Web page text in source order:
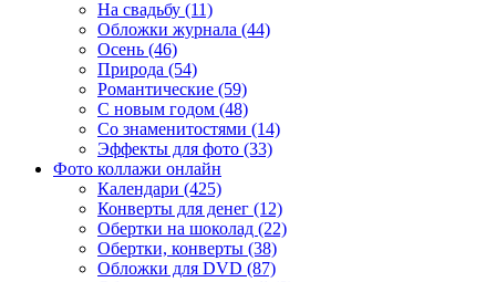
На свадьбу (11)
Обложки журнала (44)
Осень (46)
Природа (54)
Романтические (59)
С новым годом (48)
Со знаменитостями (14)
Эффекты для фото (33)
Фото коллажи онлайн
Календари (425)
Конверты для денег (12)
Обертки на шоколад (22)
Обертки, конверты (38)
Обложки для DVD (87)